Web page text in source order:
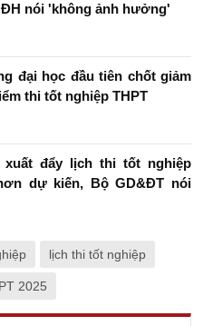
nói 'không ảnh hưởng'
đại học đầu tiên chốt giảm
thi tốt nghiệp THPT
xuất đẩy lịch thi tốt nghiệp
dự kiến, Bộ GD&ĐT nói
lịch thi tốt nghiệp
2025